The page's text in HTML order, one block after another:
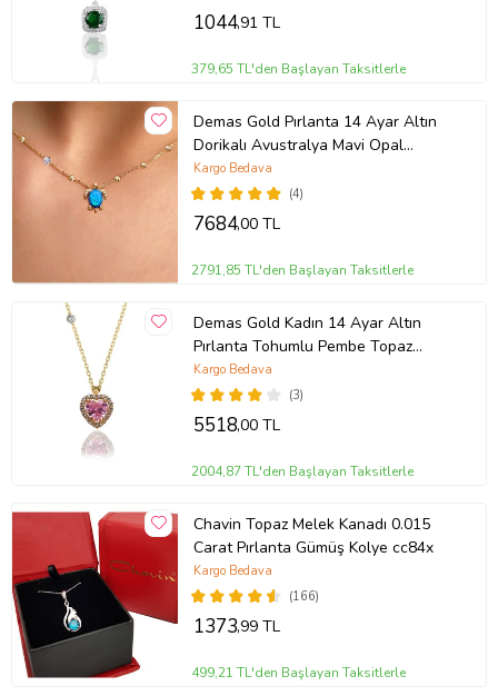
1044,91 TL
379,65 TL'den Başlayan Taksitlerle
Demas Gold Pırlanta 14 Ayar Altın
Dorikalı Avustralya Mavi Opal
Kaplumbağa Kolye (Sarı)
(4)
Kargo Bedava
7684,00 TL
2791,85 TL'den Başlayan Taksitlerle
Demas Gold Kadın 14 Ayar Altın
Pırlanta Tohumlu Pembe Topaz
Rengi Kalp Kolye
(3)
Kargo Bedava
5518,00 TL
2004,87 TL'den Başlayan Taksitlerle
Chavin Topaz Melek Kanadı 0.015
Carat Pırlanta Gümüş Kolye cc84x
(166)
Kargo Bedava
1373,99 TL
499,21 TL'den Başlayan Taksitlerle